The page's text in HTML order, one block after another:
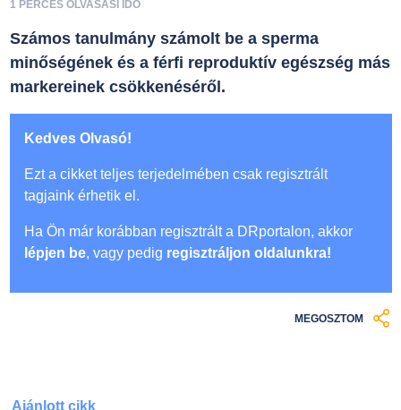
1 PERCES OLVASÁSI IDŐ
Számos tanulmány számolt be a sperma
minőségének és a férfi reproduktív egészség más
markereinek csökkenéséről.
Kedves Olvasó!
Ezt a cikket teljes terjedelmében csak regisztrált
tagjaink érhetik el.
Ha Ön már korábban regisztrált a DRportalon, akkor
lépjen be, vagy pedig regisztráljon oldalunkra!
MEGOSZTOM
Ajánlott cikk